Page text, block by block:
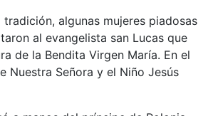
tradición, algunas mujeres piadosas
al evangelista san Lucas que
de la Bendita Virgen María. En el
Nuestra Señora y el Niño Jesús